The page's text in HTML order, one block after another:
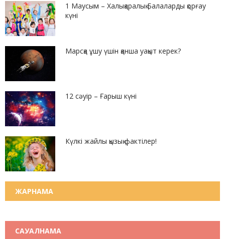
1 Маусым – Халықаралық Балаларды қорғау
күні
Марсқа ұшу үшін қанша уақыт керек?
12 сәуір – Ғарыш күні
Күлкі жайлы қызық фактілер!
ЖАРНАМА
САУАЛНАМА